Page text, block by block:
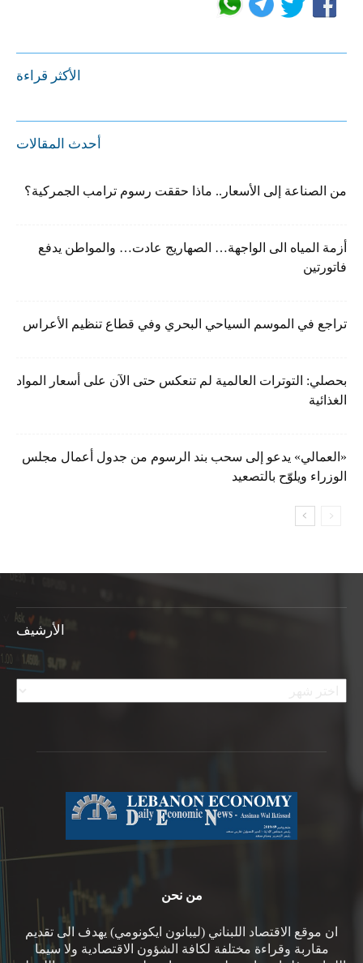
الأكثر قراءة
أحدث المقالات
من الصناعة إلى الأسعار.. ماذا حققت رسوم ترامب الجمركية؟
أزمة المياه الى الواجهة… الصهاريج عادت… والمواطن يدفع
فاتورتين
تراجع في الموسم السياحي البحري وفي قطاع تنظيم الأعراس
بحصلي: التوترات العالمية لم تنعكس حتى الآن على أسعار المواد
الغذائية
«العمالي» يدعو إلى سحب بند الرسوم من جدول أعمال مجلس
الوزراء ويلوّح بالتصعيد
الأرشيف
الأرشيف
من نحن
ان موقع الاقتصاد اللبناني (ليبانون ايكونومي) يهدف الى تقديم
مقاربة وقراءة مختلفة لكافة الشؤون الاقتصادية ولا سيما